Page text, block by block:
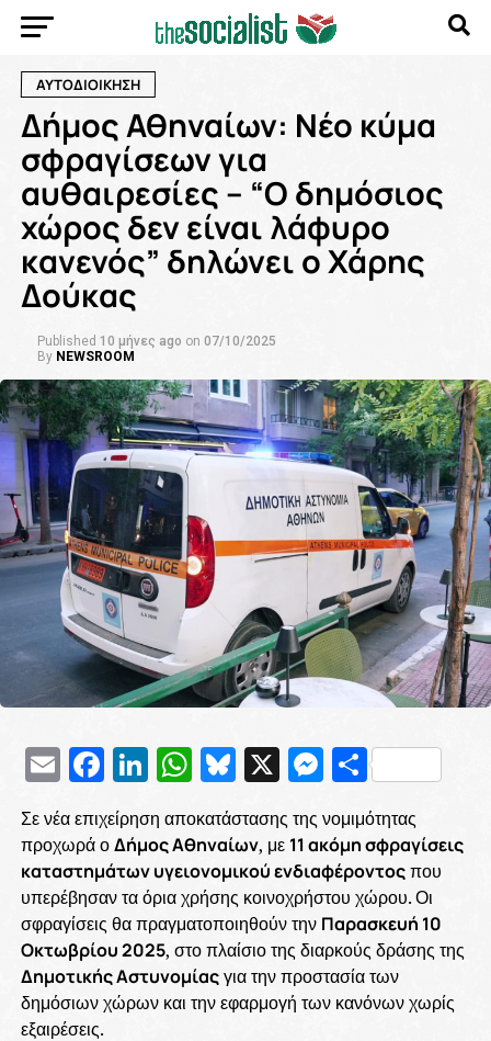
ΑΥΤΟΔΙΟΙΚΗΣΗ
Δήμος Αθηναίων: Νέο κύμα
σφραγίσεων για
αυθαιρεσίες – “Ο δημόσιος
χώρος δεν είναι λάφυρο
κανενός” δηλώνει ο Χάρης
Δούκας
Published 10 μήνες ago on 07/10/2025
By NEWSROOM
EmailFacebook
LinkedIn
WhatsApp
Bluesky
X
Σε νέα επιχείρηση αποκατάστασης της νομιμότητας
προχωρά οΔήμος Αθηναίων, με 11 ακόμη σφραγίσεις
καταστημάτων υγειονομικού ενδιαφέροντοςπου
υπερέβησαν τα όρια χρήσης κοινοχρήστου χώρου. Οι
σφραγίσεις θα πραγματοποιηθούν την Παρασκευή 10
Οκτωβρίου 2025, στο πλαίσιο της διαρκούς δράσης της
Δημοτικής Αστυνομίαςγια την προστασία των
δημόσιων χώρων και την εφαρμογή των κανόνων χωρίς
εξαιρέσεις.